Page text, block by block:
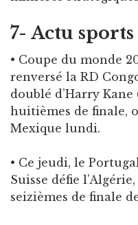
7- Actu sports
• Coupe du monde
renversé la RD
doublé d’Harry
huitièmes de finale,
Mexique lundi.
• Ce jeudi, le
Suisse défie
seizièmes de finale